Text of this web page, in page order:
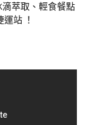
萃取、輕食餐點
站 ！